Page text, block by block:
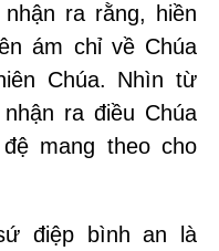
ra rằng, hiền
ám chỉ về Chúa
Chúa. Nhìn từ
ra điều Chúa
mang theo cho
điệp bình an là